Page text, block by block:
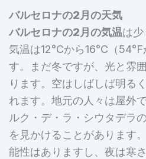
バルセロナの2月の天気
バルセロナの2月の気温は
気温は12°Cから16°C（
す。まだ冬ですが、光と雰
ります。空はしばしば明る
れます。地元の人々は屋外
ルク・デ・ラ・シウタデラ
を見かけることがあります
能性はありますし、夜は寒